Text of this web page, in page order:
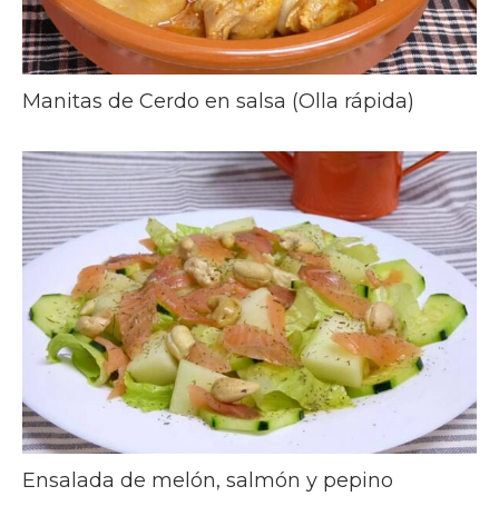
Manitas de Cerdo en salsa (Olla rápida)
Ensalada de melón, salmón y pepino